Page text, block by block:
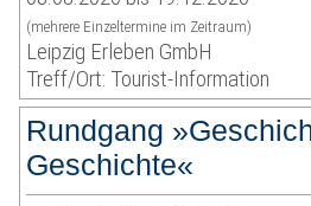
(mehrere Einzeltermine im Zeitraum)
Leipzig Erleben GmbH
Treff/Ort: Tourist-Information
Rundgang
Geschichte«